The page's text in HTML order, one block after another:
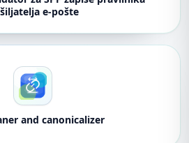
e-pošte
and canonicalizer